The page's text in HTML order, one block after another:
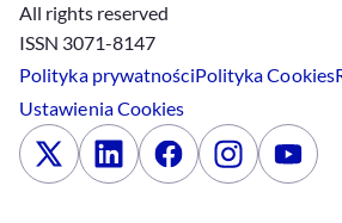
All rights reserved
ISSN 3071-8147
Polityka prywatnościPolitykaCookies
UstawieniaCookies
x LinkedinFacebookInstagram